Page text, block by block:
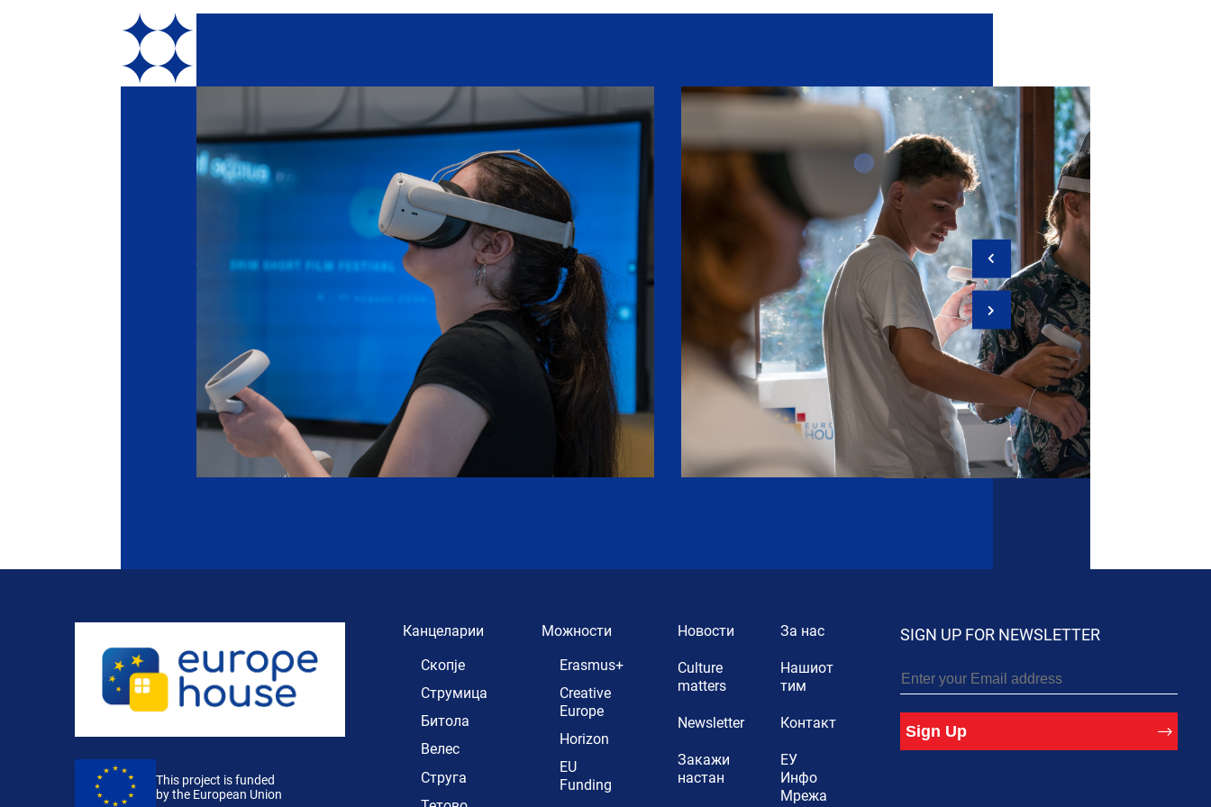
This project is funded
by the European Union
Канцеларии
Скопје
Струмица
Битола
Велес
Струга
Можности
Erasmus+
Creative
Europe
Horizon
EU
Funding
Новости
Culture
matters
Newsletter
Закажи
настан
За нас
Нашиот
тим
Контакт
ЕУ
Инфо
Мрежа
SIGN UP FOR NEWSLETTER
Sign Up